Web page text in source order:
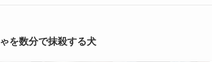
を数分で抹殺する犬